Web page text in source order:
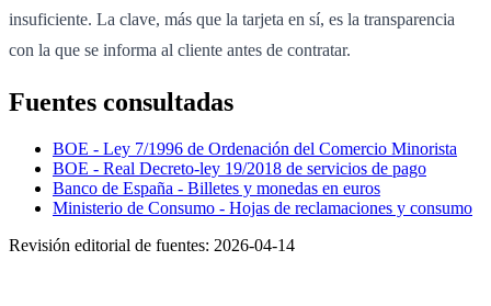
insuficiente. La clave, más que la tarjeta en sí, es la transparencia
con la que se informa al cliente antes de contratar.
Fuentes consultadas
BOE - Ley 7/1996 de Ordenación del Comercio Minorista
BOE - Real Decreto-ley 19/2018 de servicios de pago
Banco de España - Billetes y monedas en euros
Ministerio de Consumo - Hojas de reclamaciones y consumo
Revisión editorial de fuentes: 2026-04-14